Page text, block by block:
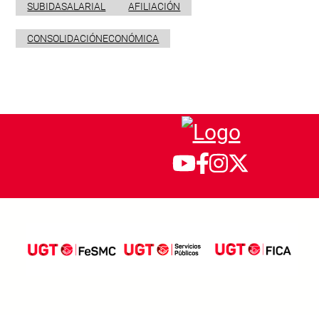
SUBIDASALARIAL AFILIACIÓN
CONSOLIDACIÓNECONÓMICA